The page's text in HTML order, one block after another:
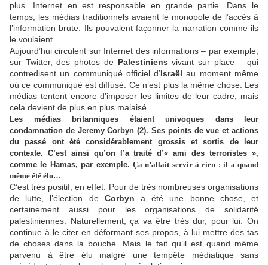
plus. Internet en est responsable en grande partie. Dans le
temps, les médias traditionnels avaient le monopole de l’accès à
l’information brute. Ils pouvaient façonner la narration comme ils
le voulaient.
Aujourd’hui circulent sur Internet des informations – par exemple,
sur Twitter, des photos de Palestiniens vivant sur place – qui
contredisent un communiqué officiel d’Israël au moment même
où ce communiqué est diffusé. Ce n’est plus la même chose. Les
médias tentent encore d’imposer les limites de leur cadre, mais
cela devient de plus en plus malaisé.
Les médias britanniques étaient univoques dans leur
condamnation de Jeremy Corbyn (2). Ses points de vue et actions
du passé ont été considérablement grossis et sortis de leur
contexte. C’est ainsi qu’on l’a traité d’« ami des terroristes »,
comme le Hamas, par exemple. Ça n’allait servir à rien : il a quand
même été élu…
C’est très positif, en effet. Pour de très nombreuses organisations
de lutte, l’élection de Corbyn a été une bonne chose, et
certainement aussi pour les organisations de solidarité
palestiniennes. Naturellement, ça va être très dur, pour lui. On
continue à le citer en déformant ses propos, à lui mettre des tas
de choses dans la bouche. Mais le fait qu’il est quand même
parvenu à être élu malgré une tempête médiatique sans